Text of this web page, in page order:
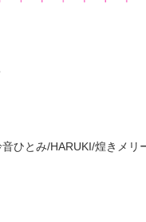
ひとみ/HARUKI/煌きメ